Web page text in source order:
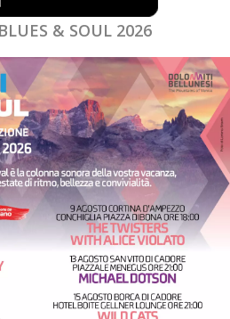
& SOUL 2026